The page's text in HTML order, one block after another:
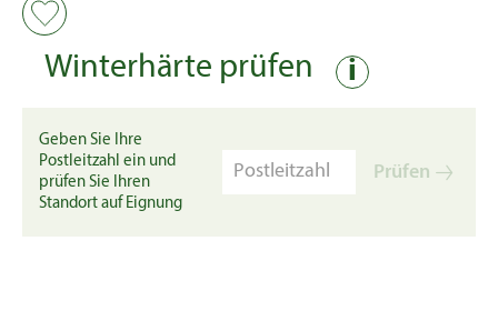
Winterhärte prüfen i
Geben Sie Ihre
Postleitzahl ein und
prüfen Sie Ihren
Standort auf Eignung
Prüfen